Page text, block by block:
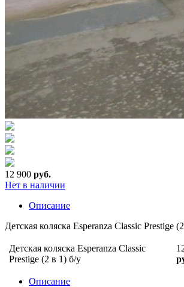
12 900 руб.
Нет в наличии
Описание
Детская коляска Esperanza Classic Prestige
Детская коляска Esperanza Classic
Prestige (2 в 1) б/у
Описание